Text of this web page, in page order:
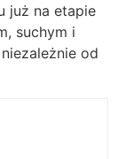
już na etapie
suchym i
od